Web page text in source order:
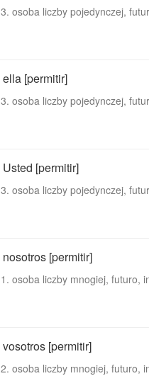
3. osoba liczby pojedynczej,
ella [permitir]
3. osoba liczby pojedynczej,
Usted [permitir]
3. osoba liczby pojedynczej,
nosotros [permitir]
1. osoba liczby mnogiej, futuro,
vosotros [permitir]
2. osoba liczby mnogiej, futuro,